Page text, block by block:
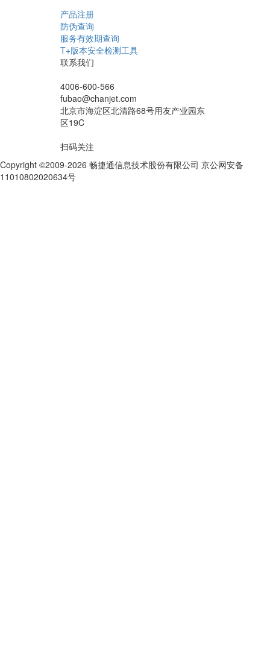
产品注册
防伪查询
服务有效期查询
T+版本安全检测工具
联系我们
4006-600-566
fubao@chanjet.com
北京市海淀区北清路68号用友产业园东
区19C
扫码关注
Copyright ©2009-2026 畅捷通信息技术股份有限公司 京公网安备
11010802020634号